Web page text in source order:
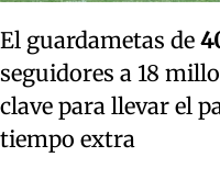
El guardametas de
seguidores a 18
clave para llevar el
tiempo extra